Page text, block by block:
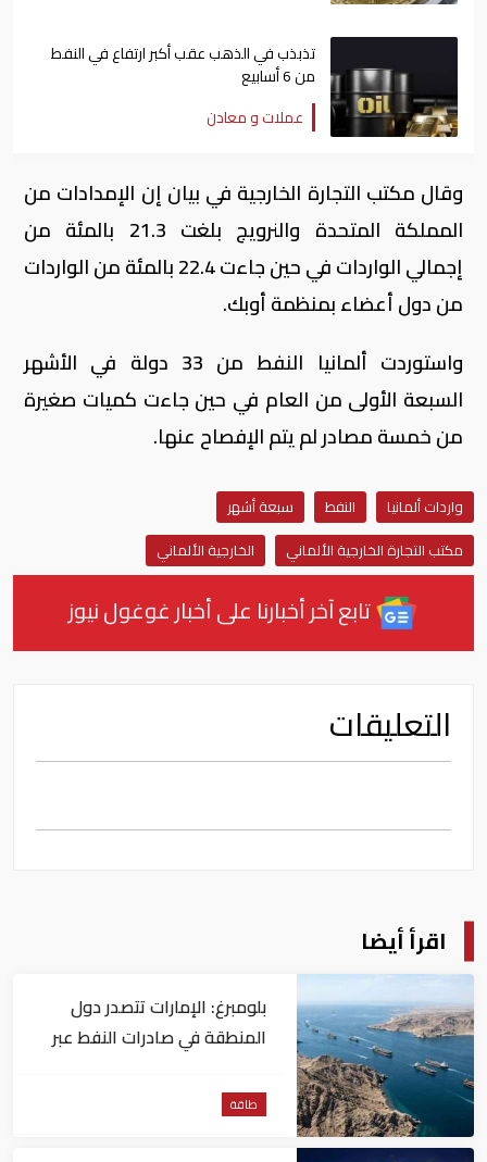
تذبذب في الذهب عقب أكبر ارتفاع في النفط
من 6 أسابيع
عملات و معادن
وقال مكتب التجارة الخارجية في بيان إن الإمدادات من
المملكة المتحدة والنرويج بلغت 21.3 بالمئة من
إجمالي الواردات في حين جاءت 22.4 بالمئة من الواردات
من دول أعضاء بمنظمة أوبك.
واستوردت ألمانيا النفط من 33 دولة في الأشهر
السبعة الأولى من العام في حين جاءت كميات صغيرة
من خمسة مصادر لم يتم الإفصاح عنها.
واردات ألمانيا النفط
سبعة أشهر
مكتب التجارة الخارجية الألماني
الخارجية الألماني
تابع آخر أخبارنا على أخبار غوغول نيوز
التعليقات
اقرأ أيضا
بلومبرغ: الإمارات تتصدر دول
المنطقة في صادرات النفط عبر
طاقة